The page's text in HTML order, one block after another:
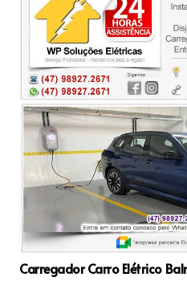
Carregador Carro Elétrico